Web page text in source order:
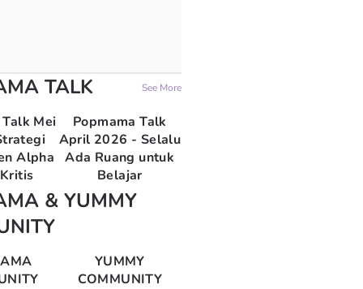
TALK See More
Mei
Alpha
Popmama Talk
April 2026 - Selalu
Ada Ruang untuk
Belajar
& YUMMY
YUMMY
COMMUNITY